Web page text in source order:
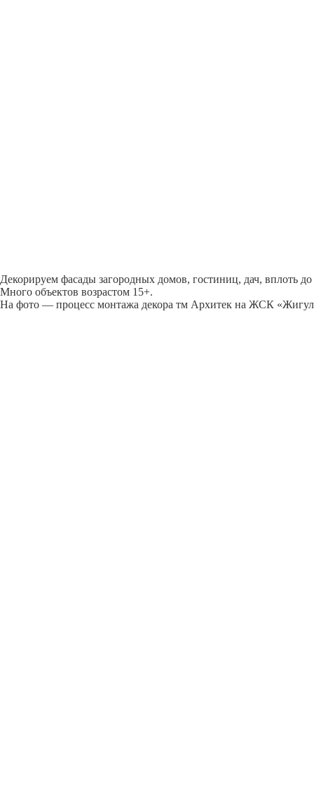
Декорируем фасады загородных домов, гостиниц, дач, вплоть
Много объектов возрастом 15+.
На фото — процесс монтажа декора тм Архитек на ЖСК